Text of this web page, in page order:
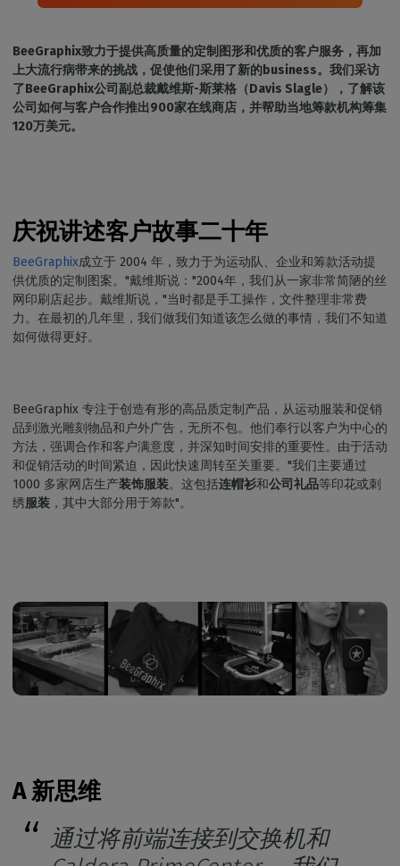
BeeGraphix致力于提供高质量的定制图形和优质的客户服务，再加
上大流行病带来的挑战，促使他们采用了新的business。我们采访
了BeeGraphix公司副总裁戴维斯-斯莱格（Davis Slagle），了解该
公司如何与客户合作推出900家在线商店，并帮助当地筹款机构筹集
120万美元。
庆祝讲述客户故事二十年
BeeGraphix成立于 2004 年，致力于为运动队、企业和筹款活动提
供优质的定制图案。"戴维斯说："2004年，我们从一家非常简陋的丝
网印刷店起步。戴维斯说，"当时都是手工操作，文件整理非常费
力。在最初的几年里，我们做我们知道该怎么做的事情，我们不知道
如何做得更好。
BeeGraphix 专注于创造有形的高品质定制产品，从运动服装和促销
品到激光雕刻物品和户外广告，无所不包。他们奉行以客户为中心的
方法，强调合作和客户满意度，并深知时间安排的重要性。由于活动
和促销活动的时间紧迫，因此快速周转至关重要。"我们主要通过
1000 多家网店生产装饰服装。这包括连帽衫和公司礼品等印花或刺
绣服装 ，其中大部分用于筹款"。
A 新思维
通过将前端连接到交换机和